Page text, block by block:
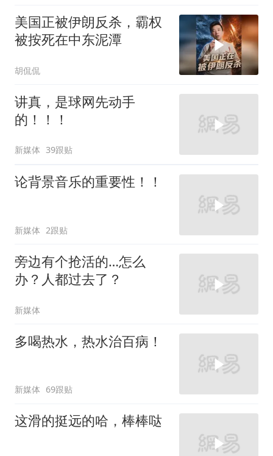
美国正被伊朗反杀，霸权
被按死在中东泥潭
胡侃侃
讲真，是球网先动手
的！！！
新媒体 39跟贴
论背景音乐的重要性！！
新媒体 2跟贴
旁边有个抢活的…怎么
办？人都过去了？
新媒体
多喝热水，热水治百病！
新媒体 69跟贴
这滑的挺远的哈，棒棒哒